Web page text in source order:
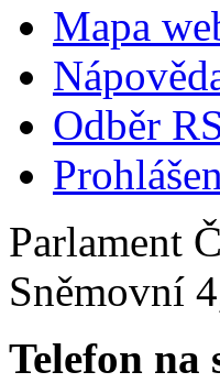
Mapa
Odběr
Parlament
Sněmovní
Telefon na